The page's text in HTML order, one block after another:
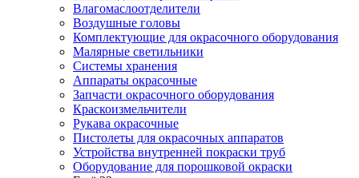
Влагомаслоотделители
Воздушные головы
Комплектующие для окрасочного оборудования
Малярные светильники
Системы хранения
Аппараты окрасочные
Запчасти окрасочного оборудования
Краскоизмельчители
Рукава окрасочные
Пистолеты для окрасочных аппаратов
Устройства внутренней покраски труб
Оборудование для порошковой окраски